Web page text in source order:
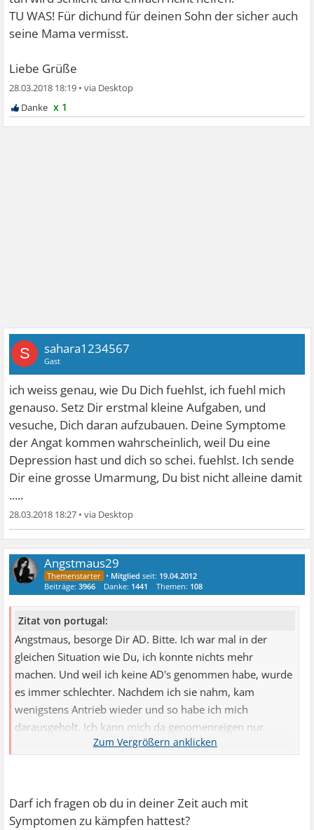
TU WAS! Für dichund für deinen Sohn der sicher auch
seine Mama vermisst.
Liebe Grüße
28.03.2018 18:19 •
x 1
S sahara1234567
Gast
ich weiss genau, wie Du Dich fuehlst, ich fuehl mich
genauso. Setz Dir erstmal kleine Aufgaben, und
vesuche, Dich daran aufzubauen. Deine Symptome
der Angat kommen wahrscheinlich, weil Du eine
Depression hast und dich so schei. fuehlst. Ich sende
Dir eine grosse Umarmung, Du bist nicht alleine damit
.....
28.03.2018 18:27 •
Angstmaus29
• Mitglied seit: 19.04.2012
Beiträge:3966 Danke: 1441 Themen: 108
Zitat von portugal:
Angstmaus, besorge Dir AD. Bitte. Ich war mal in der
gleichen Situation wie Du, ich konnte nichts mehr
machen. Und weil ich keine AD's genommen habe, wurde
es immer schlechter. Nachdem ich sie nahm, kam
wenigstens Antrieb wieder und so habe ich mich
darausgeholt. Ich kann mich da genomenreigen nur
anschliessen, der/die hat es super erklaert.
Darf ich fragen ob du in deiner Zeit auch mit
Symptomen zu kämpfen hattest?